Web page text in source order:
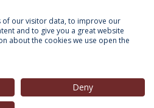
of our visitor data, to improve our
and to give you a great website
about the cookies we use open the
Deny